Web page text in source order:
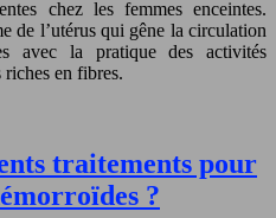
chez les femmes enceintes.
de l’utérus qui gêne la circulation
avec la pratique des activités
riches en fibres.
traitements pour
?